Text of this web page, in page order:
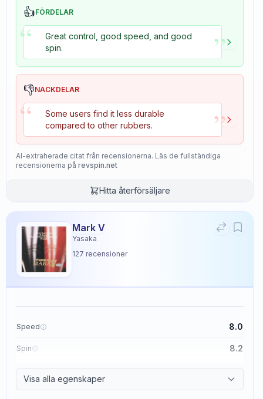
👍FÖRDELAR
“
Great control, good speed, and good
spin.
”
👎NACKDELAR
“
Some users find it less durable
compared to other rubbers.
”
AI-extraherade citat från recensionerna. Läs de fullständiga
recensionerna på revspin.net
Hitta återförsäljare
Mark V
Yasaka
127 recensioner
Speed 8.0
Spin 8.2
Visa alla egenskaper